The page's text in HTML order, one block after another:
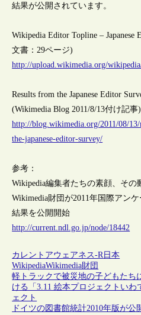
結果が公開されています。
Wikipedia Editor Topline – Japanese
文書：29ページ)
http://upload.wikimedia.org/
Results from the Japanese Editor
(Wikimedia Blog 2011/8/13付け記事)
http://blog.wikimedia.org/2011/08/
the-japanese-editor-survey/
参考：
Wikipedia編集者たちの素顔、そ
Wikimedia財団が2011年国際アン
結果を公開開始
http://current.ndl.go.jp/node/18442
カレントアウェアネス-R日本
WikipediaWikimedia財団
軽トラックで被災地の子どもたち
ける「3.11 絵本プロジェクトいわ
ェクト
ドイツの図書館統計2010年版が公